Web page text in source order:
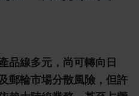
品線多元，尚可轉向日
郵輪市場分散風險，但許